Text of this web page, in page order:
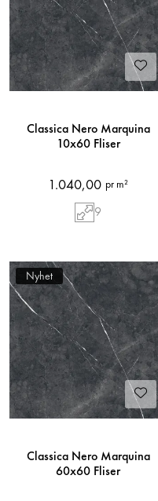
Classica Nero Marquina
10x60 Fliser
1.040,00 pr m²
9
Nyhet
Classica Nero Marquina
60x60 Fliser